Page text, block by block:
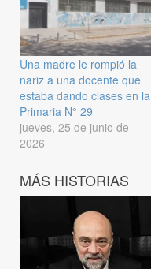
Una madre le rompió la
nariz a una docente que
estaba dando clases en la
Primaria N° 29
jueves, 25 de junio de
2026
MÁS HISTORIAS